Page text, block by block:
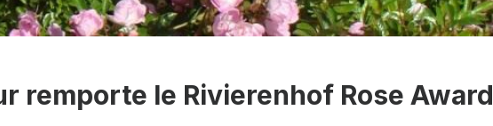
remporte le Rivierenhof Rose Award